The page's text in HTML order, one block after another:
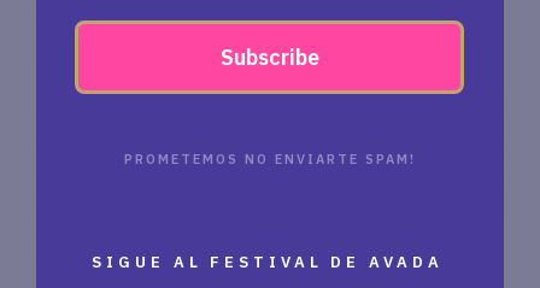
Subscribe
PROMETEMOS NO ENVIARTE SPAM!
SIGUE AL FESTIVAL DE AVADA